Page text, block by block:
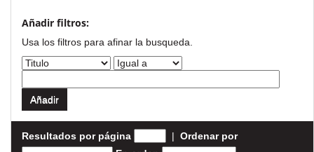
Añadir filtros:
Usa los filtros para afinar la busqueda.
Resultados por página | Ordenar por